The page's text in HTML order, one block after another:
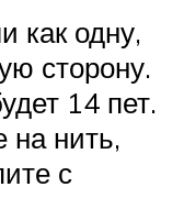
как одну,
сторону.
14 пет.
на нить,
с